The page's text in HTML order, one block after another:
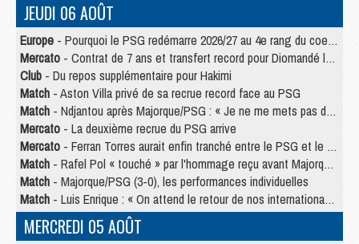
JEUDI 06 AOÛT
Europe - Pourquoi le PSG redémarre 2026/27 au 4e rang du coefficient UEFA
Mercato - Contrat de 7 ans et transfert record pour Diomandé loin du PSG
Club - Du repos supplémentaire pour Hakimi
Match - Aston Villa privé de sa recrue record face au PSG
Match - Ndjantou après Majorque/PSG : « Je ne me mets pas de plafond »
Mercato - La deuxième recrue du PSG arrive
Mercato - Ferran Torres aurait enfin tranché entre le PSG et le Barça
Match - Rafel Pol « touché » par l'hommage reçu avant Majorque/PSG
Match - Majorque/PSG (3-0), les performances individuelles
Match - Luis Enrique : « On attend le retour de nos internationaux »
MERCREDI 05 AOÛT